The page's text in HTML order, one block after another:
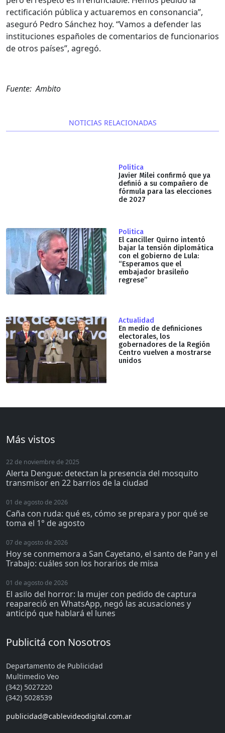
rectificación pública y actuaremos en consonancia”,
aseguró Pedro Sánchez hoy. “Vamos a defender las
instituciones españoles de comentarios de funcionarios
de otros países”, agregó.
Fuente: Ambito
NOTICIAS RELACIONADAS
Politica
Javier Milei confirmó que ya
definió a su compañero de
fórmula para las elecciones
de 2027
Politica
El canciller Quirno intentó
bajar la tensión diplomática
con el gobierno de Lula:
“Esperamos que el
embajador brasileño
regrese”
Actualidad
En medio de definiciones
electorales, los
gobernadores de la Región
Centro vuelven a mostrarse
unidos
Más vistos
22 de noviembre de 2025
Alerta Dengue: detectan la presencia del mosquito
transmisor en 22 barrios de la ciudad
01 de agosto de 2026
Caña con ruda: qué es, cómo se prepara y por qué se
toma el 1° de agosto
07 de agosto de 2026
Hoy se conmemora a San Cayetano, el santo de Pan y el
Trabajo: cuáles son los horarios de misa
01 de agosto de 2026
El asilo del horror: la mujer con pedido de captura
reapareció en WhatsApp, negó las acusaciones y
anticipó que hablará el lunes
Publicitá con Nosotros
Departamento de Publicidad
Multimedio Veo
(342) 5027220
(342) 5028539
publicidad@cablevideodigital.com.ar